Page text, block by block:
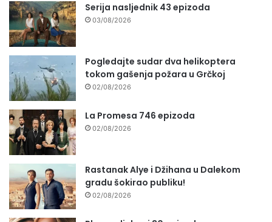
Serija nasljednik 43 epizoda
03/08/2026
Pogledajte sudar dva helikoptera
tokom gašenja požara u Grčkoj
02/08/2026
La Promesa 746 epizoda
02/08/2026
Rastanak Alye i Džihana u Dalekom
gradu šokirao publiku!
02/08/2026